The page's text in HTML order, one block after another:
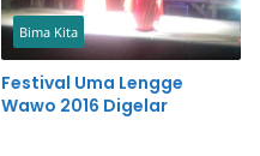
Bima Kita
Festival Uma Lengge
Wawo 2016 Digelar